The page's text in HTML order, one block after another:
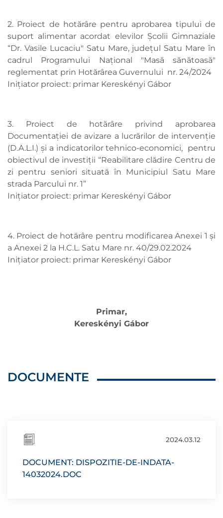
2. Proiect de hotărâre pentru aprobarea tipului de
suport alimentar acordat elevilor Școlii Gimnaziale
“Dr. Vasile Lucaciu" Satu Mare, judeţul Satu Mare în
cadrul Programului Naţional "Masă sănătoasă"
reglementat prin Hotărârea Guvernului nr. 24/2024
Inițiator proiect: primar Kereskényi Gábor
3. Proiect de hotărâre privind aprobarea
Documentației de avizare a lucrărilor de intervenție
(D.A.L.I.) și a indicatorilor tehnico-economici, pentru
obiectivul de investiții “Reabilitare clădire Centru de
zi pentru seniori situată în Municipiul Satu Mare
strada Parcului nr. 1”
Inițiator proiect: primar Kereskényi Gábor
4. Proiect de hotărâre pentru modificarea Anexei 1 și
a Anexei 2 la H.C.L. Satu Mare nr. 40/29.02.2024
Inițiator proiect: primar Kereskényi Gábor
Primar,
Kereskényi Gábor
DOCUMENTE
2024.03.12
DOCUMENT: DISPOZITIE-DE-INDATA-
14032024.DOC